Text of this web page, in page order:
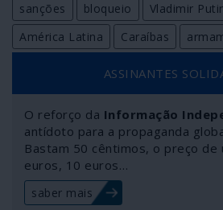
sanções
bloqueio Vladimir
América Latina
Caraíbas
ASSINANTES
O reforço da Informação
antídoto para a propaganda
Bastam 50 cêntimos, o preço de
euros, 10 euros…
saber mais